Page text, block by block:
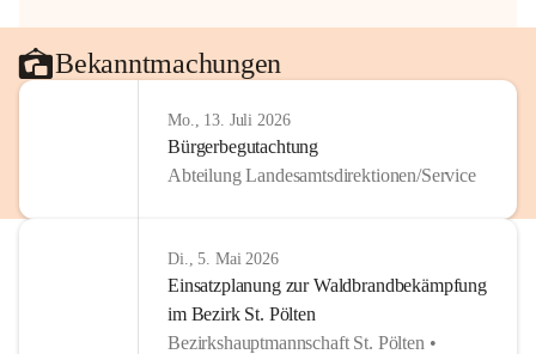
Bekanntmachungen
Mo., 13. Juli 2026
Bürgerbegutachtung
Abteilung Landesamtsdirektionen/Service
Di., 5. Mai 2026
Einsatzplanung zur Waldbrandbekämpfung
im Bezirk St. Pölten
Bezirkshauptmannschaft St. Pölten •